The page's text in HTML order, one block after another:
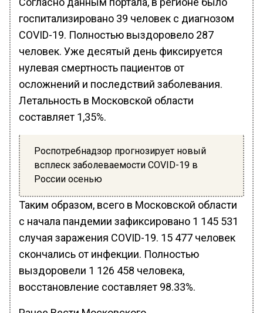
госпитализировано 39 человек с диагнозом
COVID-19. Полностью выздоровело 287
человек. Уже десятый день фиксируется
нулевая смертность пациентов от
осложнений и последствий заболевания.
Летальность в Московской области
составляет 1,35%.
Роспотребнадзор прогнозирует новый
всплеск заболеваемости COVID-19 в
России осенью
Таким образом, всего в Московской области
с начала пандемии зафиксировано 1 145 531
случая заражения COVID-19. 15 477 человек
скончались от инфекции. Полностью
выздоровели 1 126 458 человека,
восстановление составляет 98.33%.